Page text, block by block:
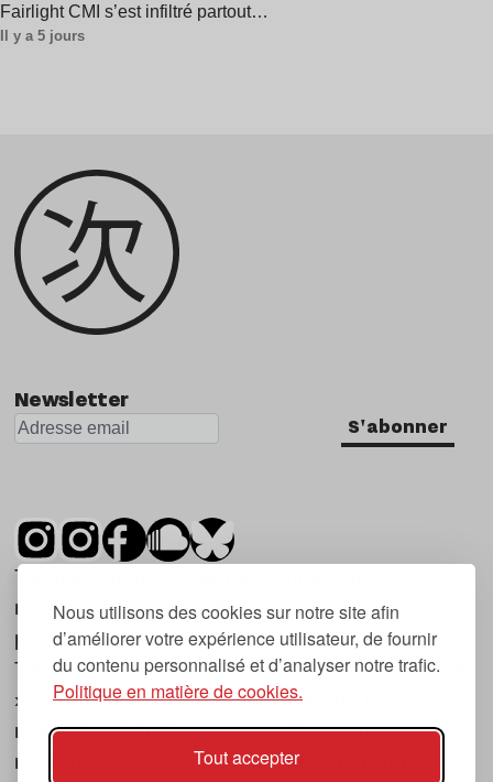
Nous utilisons des cookies sur notre site afin
d’améliorer votre expérience utilisateur, de fournir
du contenu personnalisé et d’analyser notre trafic.
Politique en matière de cookies.
Tout accepter
Fairlight CMI s’est infiltré partout…
Il y a 5 jours
Newsletter
S'abonner
Tsugi est un mensuel indépendant sur la
musique et les nouvelles tendances, dont la
première parution date de 2007.
Tsugi en japonais signifie « prochain », « suivant
», ce qui correspond à la thématique du
magazine, à l’affût des nouvelles tendances
musicales, qu’elles viennent de la musique